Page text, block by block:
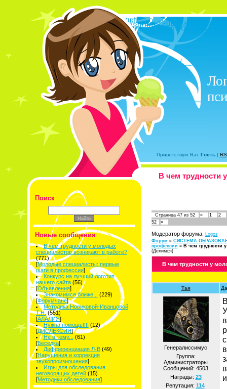
Приветствую Вас Гость|
В чем трудности
Поиск
Новые сообщения
В чем трудности у молодых
специалистов возникают в работе?
(771)
[Молодые специалисты: первые
шаги в профессии]
Конкурс на лучший логотип
нашего сайта (56)
[Объявления]
Знакомимся ближе...
(229)
[Форумчане]
Методика Новиковой-Иванцовой
Т.Н. (551)
[АЛАЛИЯ]
Нужна помощь!!!! (12)
[ДИСЛЕКСИЯ]
Не в тему...
(61)
[Беседка]
Дифференциация Л-В (49)
[Нарушения и коррекция
звукопроизношения]
Игры для обследования
неговорящих детей (15)
[Методики обследования]
Страница 47из 52 « 1
2
52
»
Модератор форума: Logos
Форум » СИСТЕМА
профессии » В чем трудности
(Делимся)
В чем трудности у
Тая
Генералиссимус
Группа:
Администраторы
Сообщений: 4503
Награды: 23
Репутация: 114